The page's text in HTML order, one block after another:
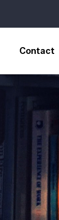
Contact